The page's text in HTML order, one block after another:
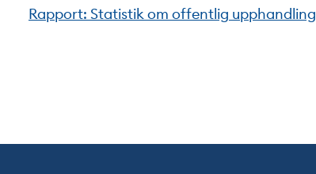
Rapport: Statistik om offentlig upphandling